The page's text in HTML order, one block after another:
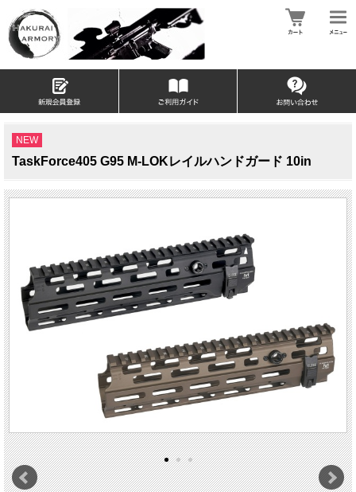
NEW
TaskForce405 G95 M-LOKレイルハンドガード 10in